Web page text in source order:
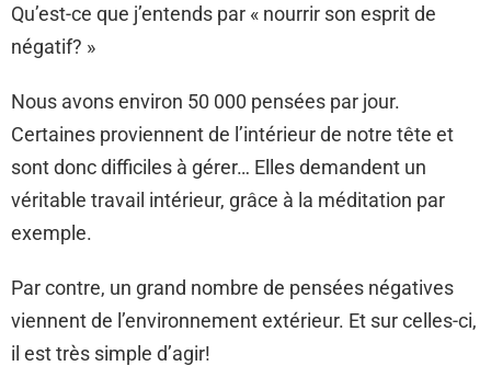
Qu’est-ce que j’entends par « nourrir son esprit de
négatif? »
Nous avons environ 50 000 pensées par jour.
Certaines proviennent de l’intérieur de notre tête et
sont donc difficiles à gérer… Elles demandent un
véritable travail intérieur, grâce à la méditation par
exemple.
Par contre, un grand nombre de pensées négatives
viennent de l’environnement extérieur. Et sur celles-ci,
il est très simple d’agir!